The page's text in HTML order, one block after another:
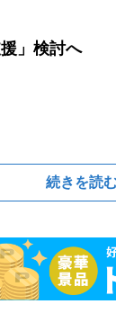
」検討へ
続きを読